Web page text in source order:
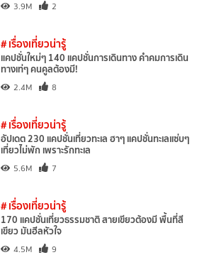
3.9M 2
# เรื่องเที่ยวน่ารู้
แคปชั่นใหม่ๆ 140 แคปชั่นการเดินทาง คำคมการเดิน
ทางเท่ๆ คนคูลต้องมี!
2.4M 8
# เรื่องเที่ยวน่ารู้
อัปเดต 230 แคปชั่นเที่ยวทะเล ฮาๆ แคปชั่นทะเลแซ่บๆ
เที่ยวไม่พัก เพราะรักทะเล
5.6M 7
# เรื่องเที่ยวน่ารู้
170 แคปชั่นเที่ยวธรรมชาติ สายเขียวต้องมี พื้นที่สี
เขียว มันฮีลหัวใจ
4.5M 9